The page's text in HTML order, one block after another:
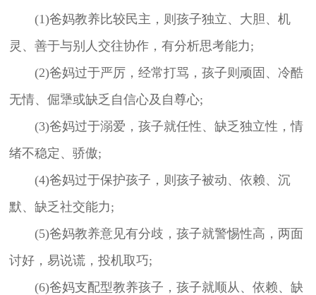
(1)爸妈教养比较民主，则孩子独立、大胆、机
灵、善于与别人交往协作，有分析思考能力;
(2)爸妈过于严厉，经常打骂，孩子则顽固、冷酷
无情、倔犟或缺乏自信心及自尊心;
(3)爸妈过于溺爱，孩子就任性、缺乏独立性，情
绪不稳定、骄傲;
(4)爸妈过于保护孩子，则孩子被动、依赖、沉
默、缺乏社交能力;
(5)爸妈教养意见有分歧，孩子就警惕性高，两面
讨好，易说谎，投机取巧;
(6)爸妈支配型教养孩子，孩子就顺从、依赖、缺